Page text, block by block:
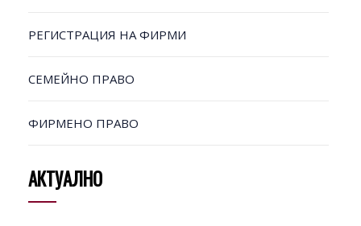
РЕГИСТРАЦИЯ НА ФИРМИ
СЕМЕЙНО ПРАВО
ФИРМЕНО ПРАВО
АКТУАЛНО